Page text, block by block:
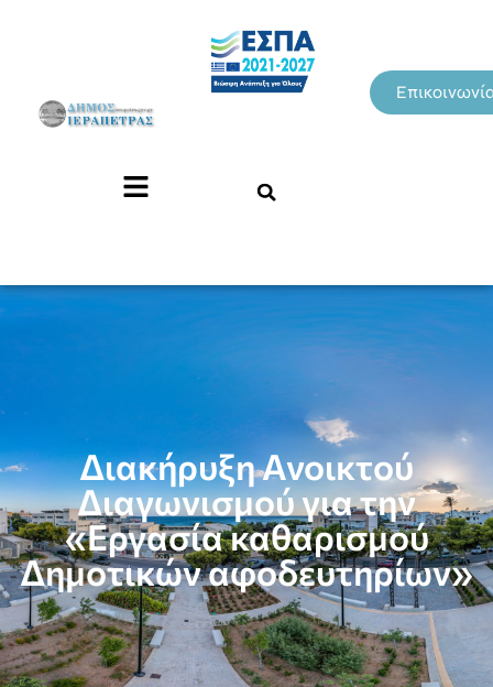
Διακήρυξη Ανοικτού
Διαγωνισμού για την
«Εργασία καθαρισμού
Δημοτικών αφοδευτηρίων»